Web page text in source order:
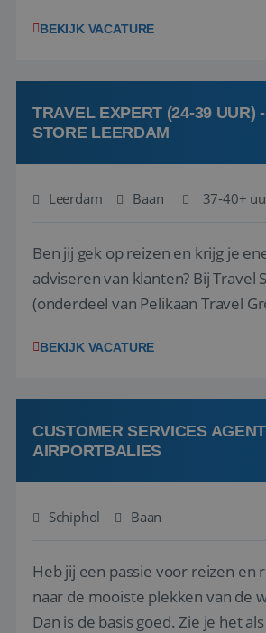
(onderdeel van Pelikaan Travel
team het reisbureau verder...
BEKIJK VACATURE
TRAVEL EXPERT (24-39 UUR)
STORE LEERDAM
Leerdam Baan 37-40+
Ben jij gek op reizen en krijg je
adviseren van klanten? Bij Travel Store Leerdam
(onderdeel van Pelikaan Travel
vinden. Samen maken we van
hebt in de reisbranche of j...
BEKIJK VACATURE
CUSTOMER SERVICES AGENT |
AIRPORTBALIES
Schiphol Baan
Heb jij een passie voor reizen en
naar de mooiste plekken van de
Dan is de basis goed. Zie je het